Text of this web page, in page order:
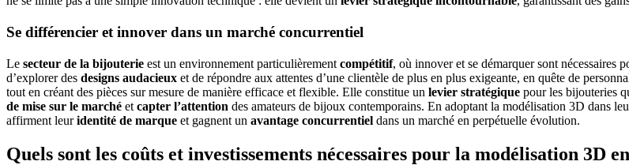
Se différencier et innover dans un marché concurrentiel
Le secteur de la bijouterie est un environnement particulièrement compétitif, où innover et se démarquer sont
d’explorer des designs audacieux et de répondre aux attentes d’une clientèle de plus en plus exigeante, en quête de
tout en créant des pièces sur mesure de manière efficace et flexible. Elle constitue un levier stratégique pour les bijouteries
de mise sur le marché et capter l’attention des amateurs de bijoux contemporains. En adoptant la modélisation 3D dans
affirment leuridentité de marque et gagnent un avantage concurrentiel dans un marché en perpétuelle évolution.
Quels sont les coûts et investissements nécessaires pour la modélisation 3D